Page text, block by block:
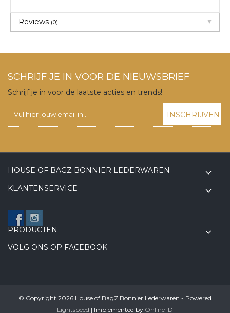
Reviews (0)
SCHRIJF JE IN VOOR DE NIEUWSBRIEF
Schrijf je in voor de laatste acties en trends!
INSCHRIJVEN
HOUSE OF BAGZ BONNIER LEDERWAREN
KLANTENSERVICE
PRODUCTEN
VOLG ONS OP FACEBOOK
© Copyright 2026 House of BagZ Bonnier Lederwaren - Powered
Lightspeed | Implemented by Online ID